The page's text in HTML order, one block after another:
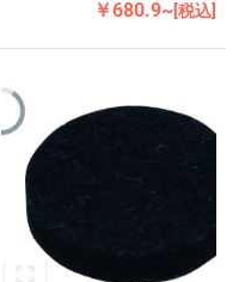
￥680.9~[税込]